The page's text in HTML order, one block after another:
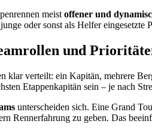
meistoffener und
oder sonst als Helfer
und
klar verteilt: ein Kapitän, mehrere
Etappenkapitän sein – je nach
unterscheiden sich. Eine Grand
Rennerfahrung zu geben. Das